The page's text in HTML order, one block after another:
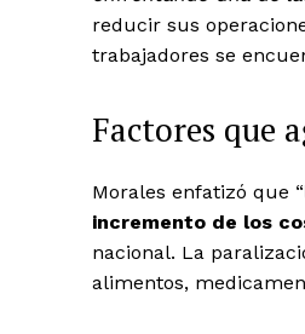
reducir sus
trabajadores se
Factores que
Morales enfatizó que “
incremento de los
nacional. La
alimentos,